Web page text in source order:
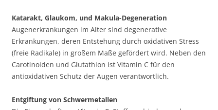
Katarakt, Glaukom, und Makula-Degeneration
Augenerkrankungen im Alter sind degenerative
Erkrankungen, deren Entstehung durch oxidativen Stress
(freie Radikale) in großem Maße gefördert wird. Neben den
Carotinoiden und Glutathion ist Vitamin C für den
antioxidativen Schutz der Augen verantwortlich.
Entgiftung von Schwermetallen